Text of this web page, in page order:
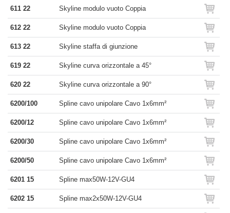
611 22 Skyline modulo vuoto Coppia
612 22 Skyline modulo vuoto Coppia
613 22 Skyline staffa di giunzione
619 22 Skyline curva orizzontale a 45°
620 22 Skyline curva orizzontale a 90°
6200/100 Spline cavo unipolare Cavo 1x6mm²
6200/12 Spline cavo unipolare Cavo 1x6mm²
6200/30 Spline cavo unipolare Cavo 1x6mm²
6200/50 Spline cavo unipolare Cavo 1x6mm²
6201 15 Spline max50W-12V-GU4
6202 15 Spline max2x50W-12V-GU4